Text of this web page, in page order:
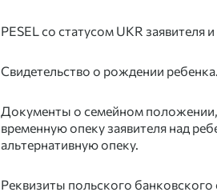
PESEL со статусом UKR заявителя
Свидетельство о рождении ребенка.
Документы о семейном
временную опеку заявителя над
альтернативную опеку.
Реквизиты польского банковского